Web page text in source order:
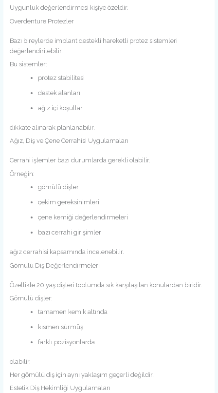
Uygunluk değerlendirmesi kişiye özeldir.
Overdenture Protezler
Bazı bireylerde implant destekli hareketli protez sistemleri
değerlendirilebilir.
Bu sistemler:
protez stabilitesi
destek alanları
ağız içi koşullar
dikkate alınarak planlanabilir.
Ağız, Diş ve Çene Cerrahisi Uygulamaları
Cerrahi işlemler bazı durumlarda gerekli olabilir.
Örneğin:
gömülü dişler
çekim gereksinimleri
çene kemiği değerlendirmeleri
bazı cerrahi girişimler
ağız cerrahisi kapsamında incelenebilir.
Gömülü Diş Değerlendirmeleri
Özellikle 20 yaş dişleri toplumda sık karşılaşılan konulardan biridir.
Gömülü dişler:
tamamen kemik altında
kısmen sürmüş
farklı pozisyonlarda
olabilir.
Her gömülü diş için aynı yaklaşım geçerli değildir.
Estetik Diş Hekimliği Uygulamaları